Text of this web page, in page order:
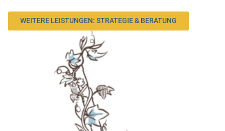
WEITERE LEISTUNGEN: STRATEGIE & BERATUNG